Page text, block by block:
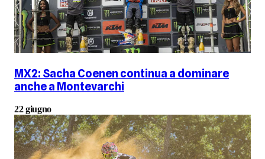
MX2: Sacha Coenen continua a dominare
anche a Montevarchi
22 giugno